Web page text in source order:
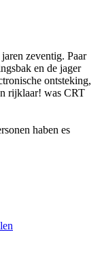
zeventig. Paar
en de jager
ontsteking,
rijklaar! was CRT
haben es